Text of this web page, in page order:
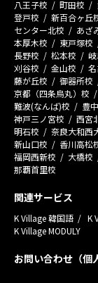
八王子校
町田校
登戸校
新百合ヶ丘
センター北校
あざ
本厚木校
東戸塚校
長野校
松本校
刈谷校
金山校
藤が丘校
御器所校
京都（四条烏丸）校
難波(なんば)校
豊
神戸三ノ宮校
西宮
明石校
奈良大和西
新山口校
香川高松
福岡西新校
大橋校
那覇首里校
関連サービス
K Village 韓国語 K
K Village MODULY
お問い合わせ（個